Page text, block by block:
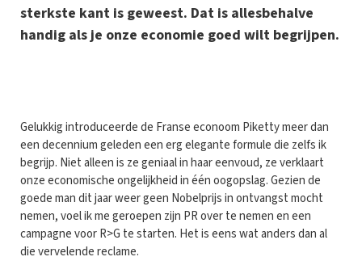
sterkste kant is geweest. Dat is allesbehalve
handig als je onze economie goed wilt begrijpen.
Gelukkig introduceerde de Franse econoom Piketty meer dan
een decennium geleden een erg elegante formule die zelfs ik
begrijp. Niet alleen is ze geniaal in haar eenvoud, ze verklaart
onze economische ongelijkheid in één oogopslag. Gezien de
goede man dit jaar weer geen Nobelprijs in ontvangst mocht
nemen, voel ik me geroepen zijn PR over te nemen en een
campagne voor R>G te starten. Het is eens wat anders dan al
die vervelende reclame.